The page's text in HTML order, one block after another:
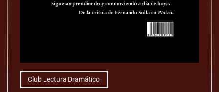
Club Lectura Dramático